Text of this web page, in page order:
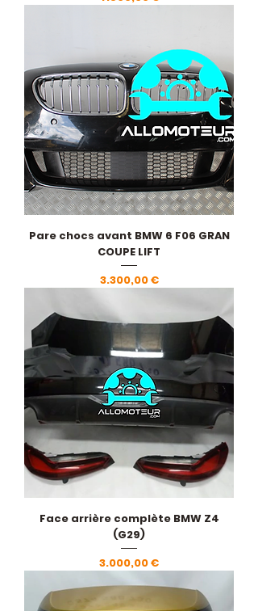
Pare chocs avant BMW 6 F06 GRAN
COUPE LIFT
Pris
3.300,00 €
Face arrière complète BMW Z4
(G29)
Pris
3.000,00 €